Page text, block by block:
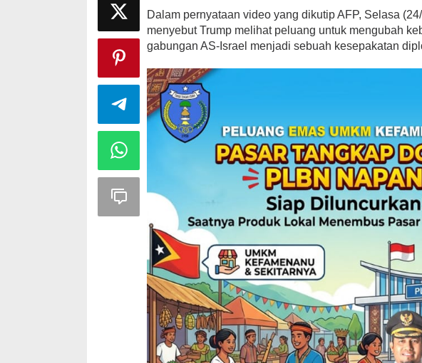
Dalam pernyataan video yang dikutip AFP, Selasa
menyebut Trump melihat peluang untuk mengubah
gabungan AS-Israel menjadi sebuah kesepakatan